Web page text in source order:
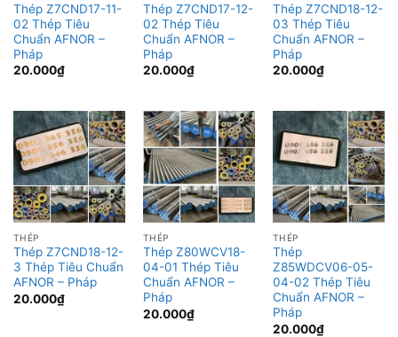
Thép Z7CND17-11-
02 Thép Tiêu
Chuẩn AFNOR –
Pháp
20.000₫
Thép Z7CND17-12-
02 Thép Tiêu
Chuẩn AFNOR –
Pháp
20.000₫
Thép Z7CND18-12-
03 Thép Tiêu
Chuẩn AFNOR –
Pháp
20.000₫
THÉP
Thép Z7CND18-12-
3 Thép Tiêu Chuẩn
AFNOR – Pháp
20.000₫
THÉP
Thép Z80WCV18-
04-01 Thép Tiêu
Chuẩn AFNOR –
Pháp
20.000₫
THÉP
Thép
Z85WDCV06-05-
04-02 Thép Tiêu
Chuẩn AFNOR –
Pháp
20.000₫